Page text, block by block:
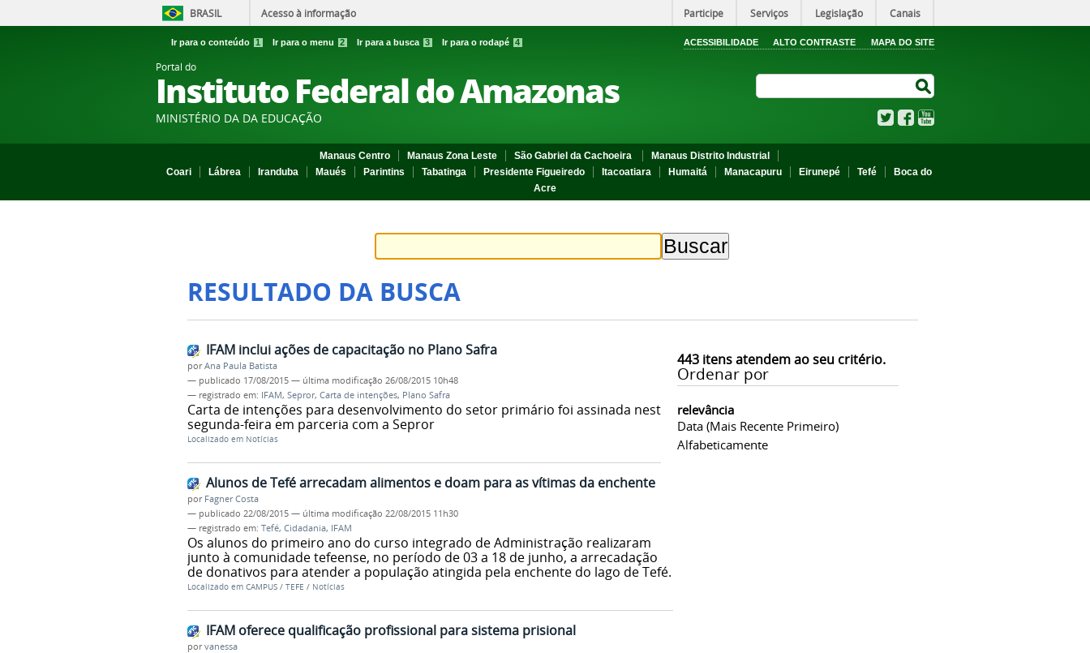
BRASIL Acesso à informação Participe Serviços Legislação Canais
Ir para o conteúdo 1 Ir para o menu 2 Ir para a busca 3 Ir para o rodapé 4 ACESSIBILIDADE ALTO CONTRASTE MAPA DO SITE
Portal do
Instituto Federal do Amazonas
MINISTÉRIO DA DA EDUCAÇÃO TwitterFacebook
Manaus Centro Manaus Zona Leste São Gabriel da Cachoeira
Manaus Distrito Industrial
Coari
Lábrea Iranduba Maués Parintins Tabatinga Presidente Figueiredo Itacoatiara Humaitá Manacapuru Eirunepé Tefé
Boca do
Acre
RESULTADO DA BUSCA
443itens atendem ao seu critério.
Ordenar por
relevância
Data (mais Recente Primeiro)
Alfabeticamente
IFAM inclui ações de capacitação no Plano Safra
porAna Paula Batista
— publicado 17/08/2015 — última modificação 26/08/2015 10h48
— registrado em: IFAM, Sepror, Carta de intenções, Plano Safra
Carta de intenções para desenvolvimento do setor primário foi assinada nesta
segunda-feira em parceria com a Sepror
Localizado em Notícias
Alunos de Tefé arrecadam alimentos e doam para as vítimas da enchente
por Fagner Costa
— publicado 22/08/2015 — última modificação 22/08/2015 11h30
— registrado em: Tefé, Cidadania, IFAM
Os alunos do primeiro ano do curso integrado de Administração realizaram
junto à comunidade tefeense, no período de 03 a 18 de junho, a arrecadação
de donativos para atender a população atingida pela enchente do lago de Tefé.
Localizado em CAMPUS / TEFE / Notícias
IFAM oferece qualificação profissional para sistema prisional
porvanessa